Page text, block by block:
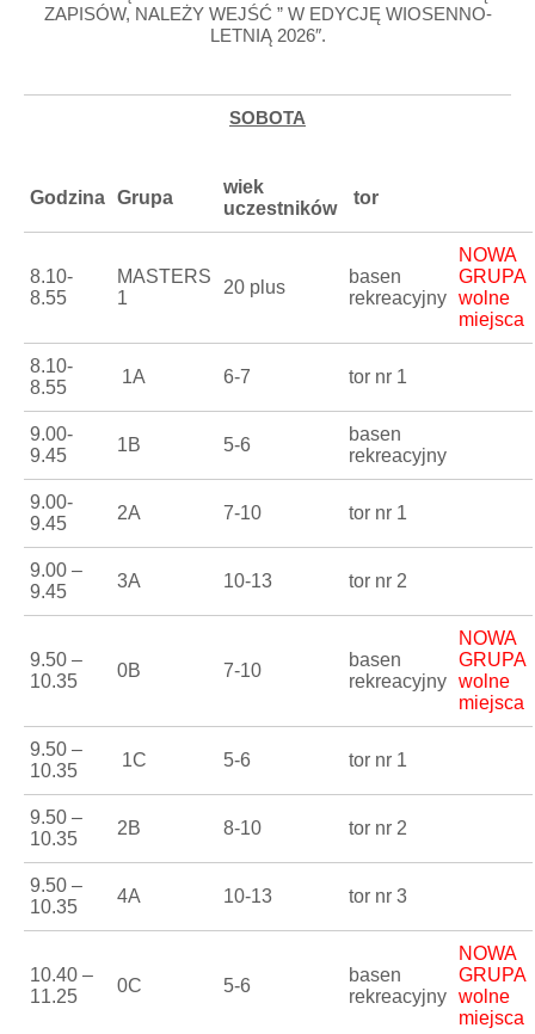
ZAPISÓW, NALEŻY WEJŚĆ ” W EDYCJĘ WIOSENNO-
LETNIĄ 2026″.
SOBOTA
Godzina Grupa
wiek
uczestników
tor
8.10-
8.55
MASTERS
1
20 plus
basen
rekreacyjny
NOWA
GRUPA
wolne
miejsca
8.10-
8.55
1A 6-7 tor nr 1
9.00-
9.45
1B 5-6
basen
rekreacyjny
9.00-
9.45
2A 7-10 tor nr 1
9.00 –
9.45
3A 10-13 tor nr 2
9.50 –
10.35
0B 7-10
basen
rekreacyjny
NOWA
GRUPA
wolne
miejsca
9.50 –
10.35
1C 5-6 tor nr 1
9.50 –
10.35
2B 8-10 tor nr 2
9.50 –
10.35
4A 10-13 tor nr 3
10.40 –
11.25
0C 5-6
basen
rekreacyjny
NOWA
GRUPA
wolne
miejsca